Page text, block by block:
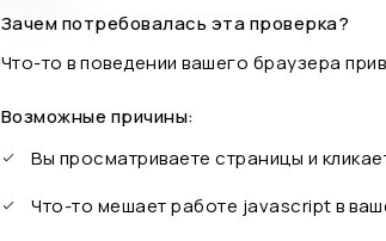
Зачем потребовалась эта проверка?
Что-то в поведении вашего браузера
Возможные причины:
Вы просматриваете страницы и
Что-то мешает работе javascript в